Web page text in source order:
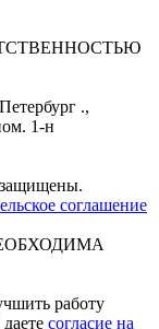
.,
1-н
защищены.
соглашение
работу
согласие на